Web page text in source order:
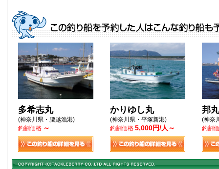
多希志丸
(神奈川県・腰越漁港)
釣割価格 ～
かりゆし丸
(神奈川県・平塚新港)
釣割価格 5,000円/人～
邦
(神奈
釣割